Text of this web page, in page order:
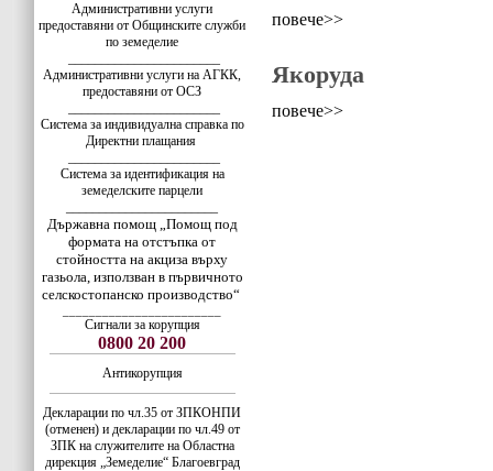
Административни услуги
предоставяни от Общинските служби
по земеделие
Административни услуги на АГКК,
предоставяни от ОСЗ
Система за индивидуална справка по
Директни плащания
Система за идентификация на
земеделските парцели
Държавна помощ „Помощ под
формата на отстъпка от
стойността на акциза върху
газьола, използван в първичното
селскостопанско производство“
Сигнали за корупция
0800 20 200
Антикорупция
Декларации по чл.35 от ЗПКОНПИ
(отменен) и декларации по чл.49 от
ЗПК на служителите на Областна
дирекция „Земеделие“ Благоевград
повече>>
Якоруда
повече>>